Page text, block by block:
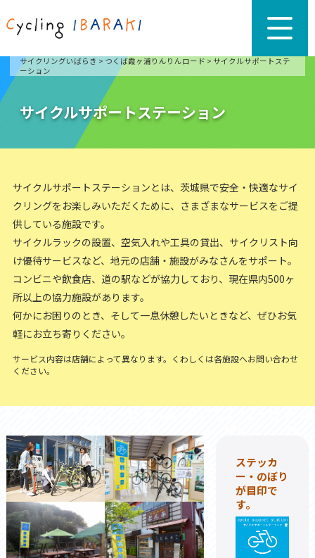
サイクリングいばらき > つくば霞ヶ浦りんりんロード > サイクルサポートステ
ーション
サイクルサポートステーション
サイクルサポートステーションとは、茨城県で安全・快適なサイ
クリングをお楽しみいただくために、さまざまなサービスをご提
供している施設です。
サイクルラックの設置、空気入れや工具の貸出、サイクリスト向
け優待サービスなど、地元の店舗・施設がみなさんをサポート。
コンビニや飲食店、道の駅などが協力しており、現在県内500ヶ
所以上の協力施設があります。
何かにお困りのとき、そして一息休憩したいときなど、ぜひお気
軽にお立ち寄りください。
サービス内容は店舗によって異なります。くわしくは各施設へお問い合わせ
ください。
ステッカ
ー・のぼり
が目印で
す。